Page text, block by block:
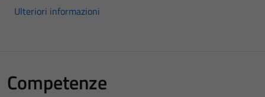
Ulteriori informazioni
Competenze